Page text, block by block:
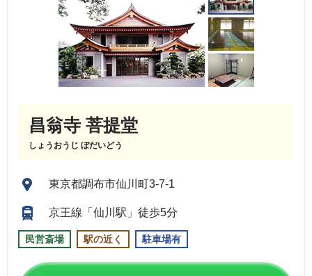
昌翁寺 菩提堂
しょうおうじ ぼだいどう
東京都調布市仙川町3-7-1
京王線「仙川駅」徒歩5分
民営斎場 駅の近く 駐車場有